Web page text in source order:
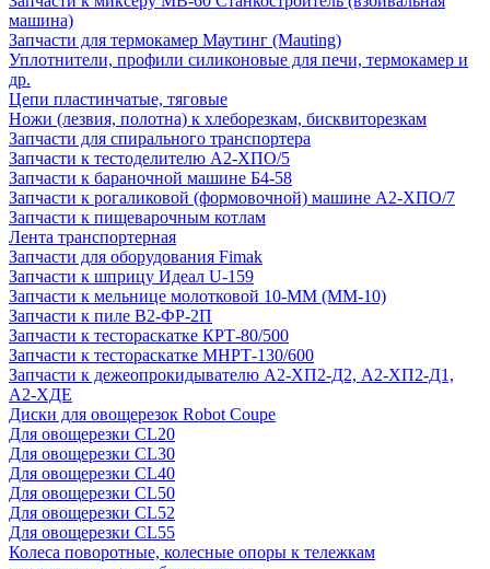
машина)
Запчасти для термокамер Маутинг (Mauting)
Уплотнители, профили силиконовые для печи, термокамер и
др.
Цепи пластинчатые, тяговые
Ножи (лезвия, полотна) к хлеборезкам, бисквиторезкам
Запчасти для спирального транспортера
Запчасти к тестоделителю А2-ХПО/5
Запчасти к бараночной машине Б4-58
Запчасти к рогаликовой (формовочной) машине А2-ХПО/7
Запчасти к пищеварочным котлам
Лента транспортерная
Запчасти для оборудования Fimak
Запчасти к шприцу Идеал U-159
Запчасти к мельнице молотковой 10-ММ (ММ-10)
Запчасти к пиле В2-ФР-2П
Запчасти к тестораскатке КРТ-80/500
Запчасти к тестораскатке МНРТ-130/600
Запчасти к деже­опрокидывателю А2-ХП2-Д2, А2-ХП2-Д1,
А2-ХДЕ
Диски для овощерезок Robot Coupe
Для овощерезки CL20
Для овощерезки CL30
Для овощерезки CL40
Для овощерезки CL50
Для овощерезки CL52
Для овощерезки CL55
Колеса поворотные, колесные опоры к тележкам